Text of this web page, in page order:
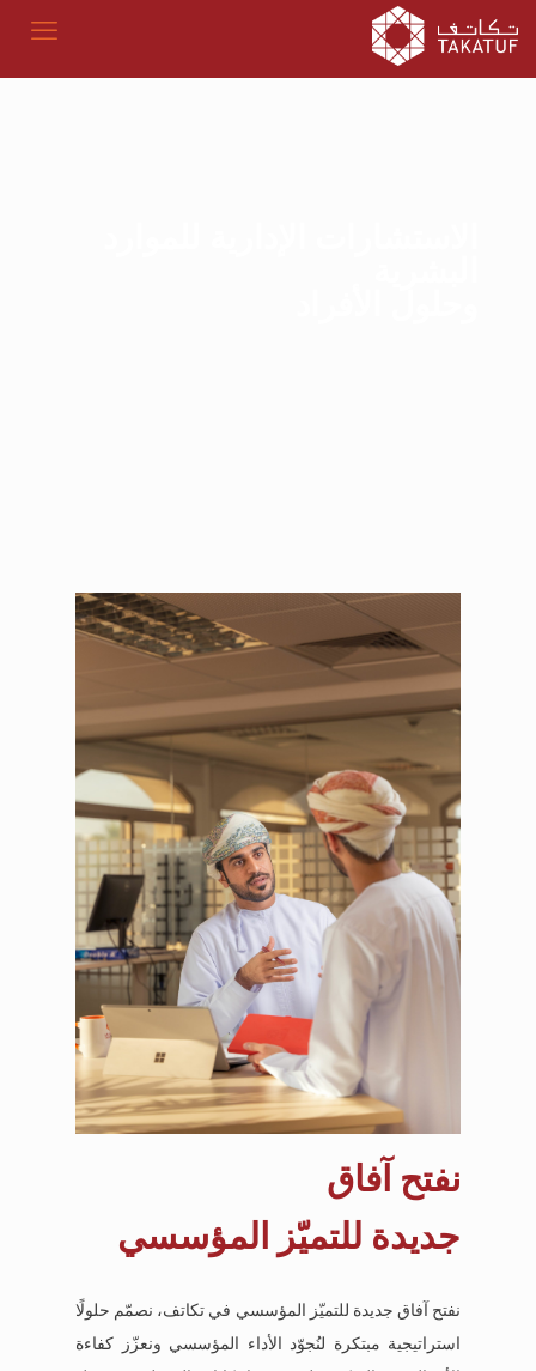
نفتح آفاق
جديدة للتميّز المؤسسي
نفتح آفاق جديدة للتميّز المؤسسي في تكاتف، نصمّم حلولًا
استراتيجية مبتكرة لنُجوّد الأداء المؤسسي ونعزّز كفاءة